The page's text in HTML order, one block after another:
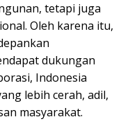
tetapi juga
Oleh karena itu,
dukungan
Indonesia
lebih cerah, adil,
masyarakat.